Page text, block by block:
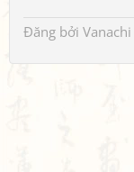
Đăng bởi Vanachi